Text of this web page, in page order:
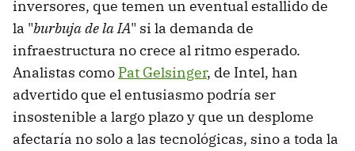
inversores, que temen un eventual estallido de
la "burbuja de la IA" si la demanda de
infraestructura no crece al ritmo esperado.
Analistas como Pat Gelsinger, de Intel, han
advertido que el entusiasmo podría ser
insostenible a largo plazo y que un desplome
afectaría no solo a las tecnológicas, sino a toda la